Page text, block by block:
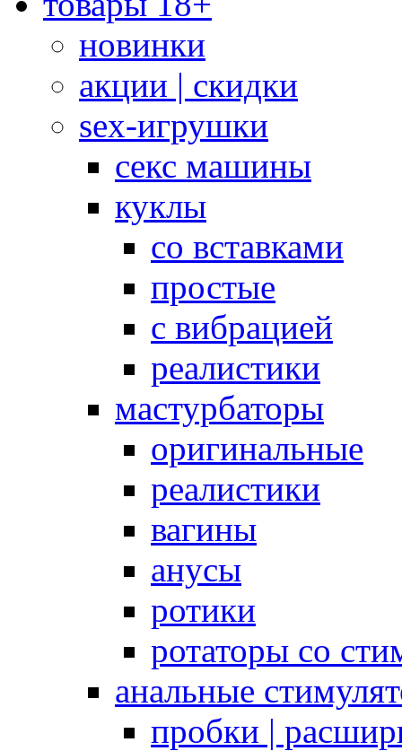
новинки
акции | скидки
sex-игрушки
секс машины
куклы
со вставками
простые
с вибрацией
реалистики
мастурбаторы
оригинальные
реалистики
вагины
анусы
ротики
ротаторы со
анальные
пробки |